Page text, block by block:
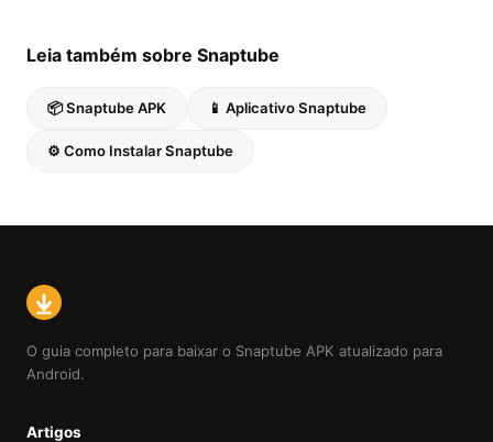
Leia também sobre Snaptube
📦 Snaptube APK 📱 Aplicativo Snaptube
⚙️ Como Instalar Snaptube
O guia completo para baixar o Snaptube APK atualizado para
Android.
Artigos